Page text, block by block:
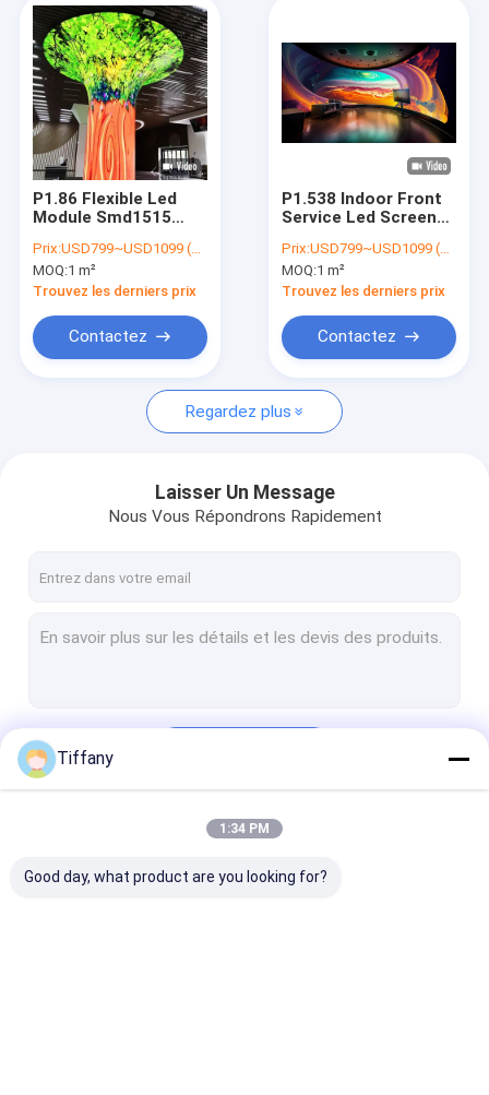
Produits
Vidéos
A propos de nous
Visite d'usine
Contactez-nous
Nouvelles
affichage à LED incurvé
Petit affichage à LED de pixel
Épouser l'écran de LED
P1.86 Flexible Led
Module Smd1515
Curved Led Screen
Prix:USD799~USD1099 (price is negotiable)
MOQ:1 m²
Trouvez les derniers prix
Contactez
P1.538 Indoor Front
Service Led Screen
Led Panel Wall
Prix:USD799~USD1099 (price is negotiable)
MOQ:1 m²
Trouvez les derniers prix
Contactez
Regardez plus
Laisser Un Message
Nous Vous Répondrons Rapidement
Tiffany
1:34 PM
Good day, what product are you looking for?